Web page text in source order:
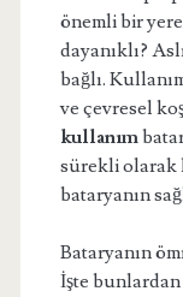
önemli bir
dayanıklı?
bağlı.
ve çevresel
kullanım
sürekli olarak
bataryanın
Bataryanın
İşte bunlardan